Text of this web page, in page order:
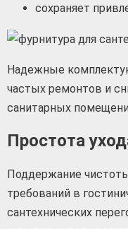
сохраняет
Надежные
частых ремонтов и
санитарных
Простота
Поддержание
требований в
сантехнических